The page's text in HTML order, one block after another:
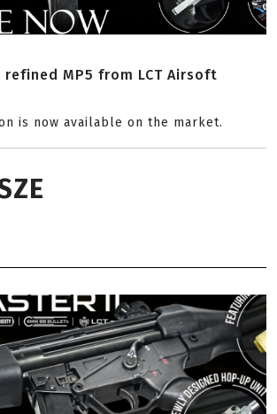
refined MP5 from LCT Airsoft
is now available on the market.